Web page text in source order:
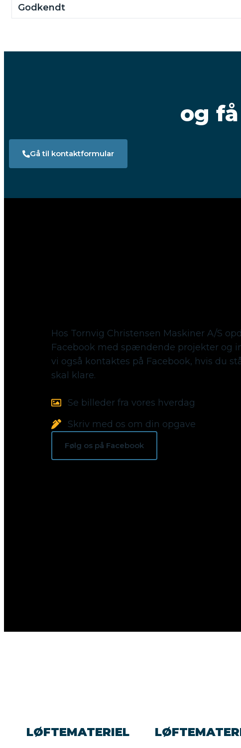
Godkendt
og
Gå til kontaktformular
Hos Tornvig Christensen Maskiner A/S
Facebook med spændende projekter og
vi også kontaktes på Facebook, hvis du
skal klare.
Se billeder fra vores hverdag
Skriv med os om din opgave
Følg os på Facebook
LØFTEMATERIEL